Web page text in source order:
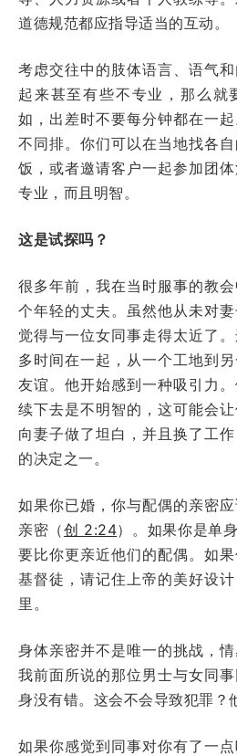
道德规范都应指导适当的互动。
考虑交往中的肢体语言、语气
起来甚至有些不专业，那么就
如，出差时不要每分钟都在一
不同排。你们可以在当地找各
饭，或者邀请客户一起参加团
专业，而且明智。
这是试探吗？
很多年前，我在当时服事的教
个年轻的丈夫。虽然他从未对
觉得与一位女同事走得太近了
多时间在一起，从一个工地到
友谊。他开始感到一种吸引力
续下去是不明智的，这可能会
向妻子做了坦白，并且换了工
的决定之一。
如果你已婚，你与配偶的亲密
亲密（创 2:24）。如果你是单
要比你更亲近他们的配偶。如
基督徒，请记住上帝的美好设
里。
身体亲密并不是唯一的挑战，情
我前面所说的那位男士与女同
身没有错。这会不会导致犯罪？
如果你感觉到同事对你有了一